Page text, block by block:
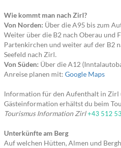
Wie kommt man nach Zirl?
Von Norden: Über die A95 bis zum
Weiter über die B2 nach Oberau und
Partenkirchen und weiter auf der B2
Seefeld nach Zirl.
Von Süden: Über die A12
Anreise planen mit: Google Maps
Information für den Aufenthalt in Zirl
Gästeinformation erhältst du beim
Tourismus Information Zirl+43 512
Unterkünfte am Berg
Auf welchen Hütten, Almen und